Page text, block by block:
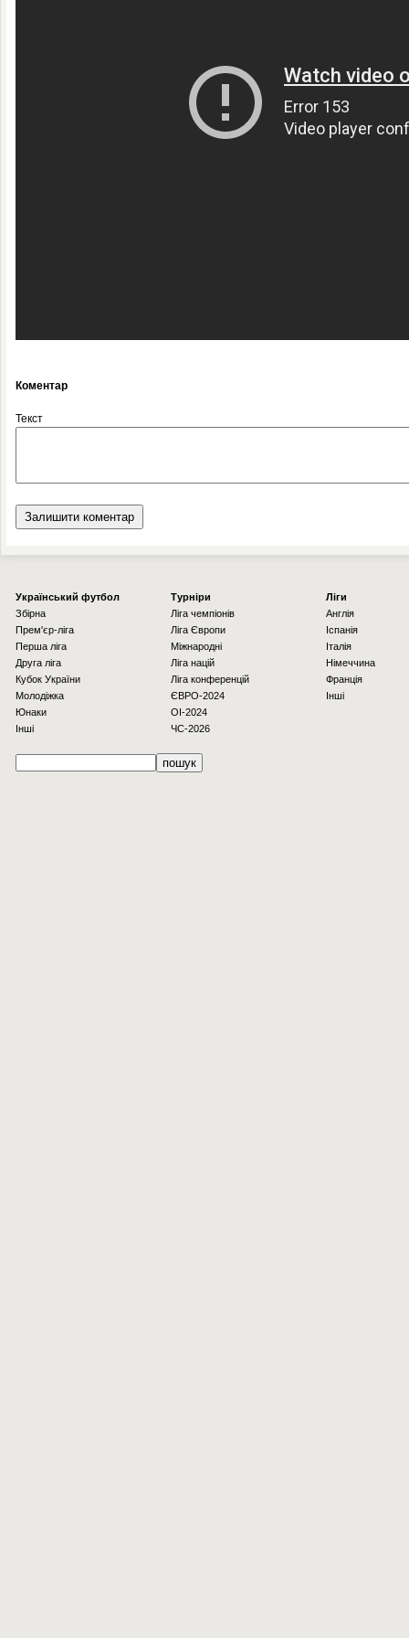
Коментар
Текст
Українcький футбол
Збірна
Прем'єр-ліга
Перша ліга
Друга ліга
Кубок України
Молодіжка
Юнаки
Інші
Турніри
Ліга чемпіонів
Ліга Європи
Міжнародні
Ліга націй
Ліга конференцій
ЄВРО-2024
OI-2024
ЧС-2026
Ліги
Англія
Іспанія
Італія
Німеччина
Франція
Інші